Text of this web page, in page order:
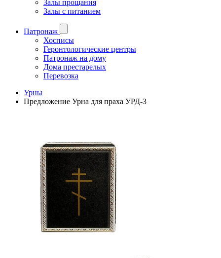
Залы прощания
Залы с питанием
Патронаж
Хосписы
Геронтологические центры
Патронаж на дому
Дома престарелых
Перевозка
Урны
Предложение Урна для праха УРД-3